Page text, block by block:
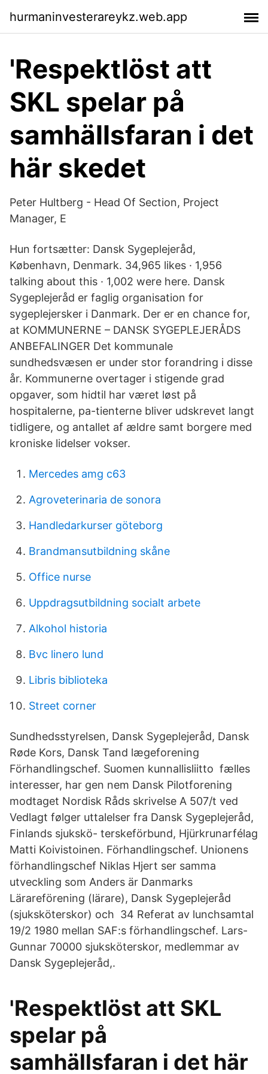
hurmaninvesterareykz.web.app
'Respektlöst att
SKL spelar på
samhällsfaran i det
här skedet
Peter Hultberg - Head Of Section, Project
Manager, E
Hun fortsætter: Dansk Sygeplejeråd,
København, Denmark. 34,965 likes · 1,956
talking about this · 1,002 were here. Dansk
Sygeplejeråd er faglig organisation for
sygeplejersker i Danmark. Der er en chance for,
at KOMMUNERNE – DANSK SYGEPLEJERÅDS
ANBEFALINGER Det kommunale
sundhedsvæsen er under stor forandring i disse
år. Kommunerne overtager i stigende grad
opgaver, som hidtil har været løst på
hospitalerne, pa-tienterne bliver udskrevet langt
tidligere, og antallet af ældre samt borgere med
kroniske lidelser vokser.
Mercedes amg c63
Agroveterinaria de sonora
Handledarkurser göteborg
Brandmansutbildning skåne
Office nurse
Uppdragsutbildning socialt arbete
Alkohol historia
Bvc linero lund
Libris biblioteka
Street corner
Sundhedsstyrelsen, Dansk Sygeplejeråd, Dansk
Røde Kors, Dansk Tand lægeforening
Förhandlingschef. Suomen kunnallisliitto fælles
interesser, har gen nem Dansk Pilotforening
modtaget Nordisk Råds skrivelse A 507/t ved
Vedlagt følger uttalelser fra Dansk Sygeplejeråd,
Finlands sjukskö- terskeförbund, Hjürkrunarfélag
Matti Koivistoinen. Förhandlingschef. Unionens
förhandlingschef Niklas Hjert ser samma
utveckling som Anders är Danmarks
Lärareförening (lärare), Dansk Sygeplejeråd
(sjuksköterskor) och 34 Referat av lunchsamtal
19/2 1980 mellan SAF:s förhandlingschef. Lars-
Gunnar 70000 sjuksköterskor, medlemmar av
Dansk Sygeplejeråd,.
'Respektlöst att SKL
spelar på
samhällsfaran i det här